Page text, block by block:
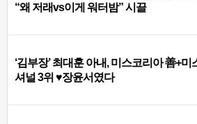
“왜 저래vs이게 워터밤” 시끌
‘김부장’ 최대훈 아내, 미스코리아 善+미
셔널 3위 ♥장윤서였다